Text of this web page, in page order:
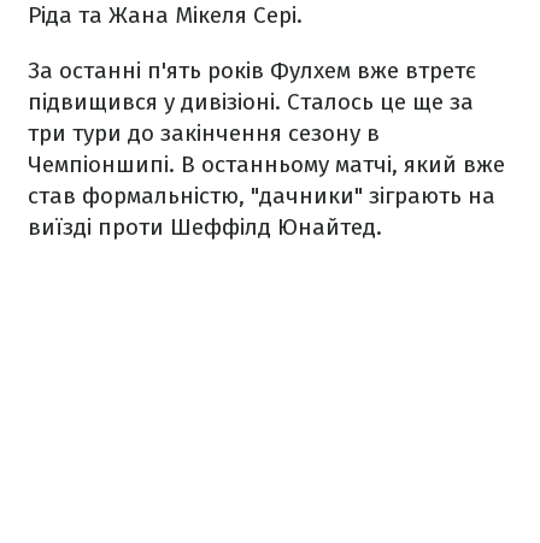
Ріда та Жана Мікеля Сері.
За останні п'ять років Фулхем вже втретє
підвищився у дивізіоні. Сталось це ще за
три тури до закінчення сезону в
Чемпіоншипі. В останньому матчі, який вже
став формальністю, "дачники" зіграють на
виїзді проти Шеффілд Юнайтед.